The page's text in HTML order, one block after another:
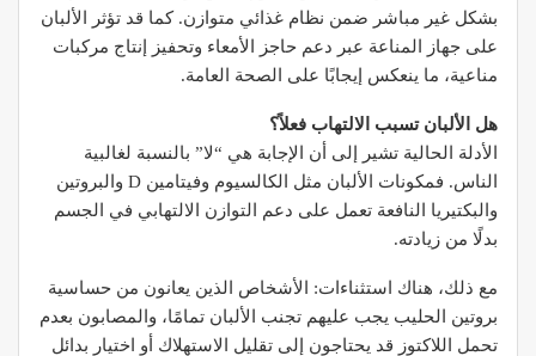
بشكل غير مباشر ضمن نظام غذائي متوازن. كما قد تؤثر الألبان
على جهاز المناعة عبر دعم حاجز الأمعاء وتحفيز إنتاج مركبات
مناعية، ما ينعكس إيجابًا على الصحة العامة.
هل الألبان تسبب الالتهاب فعلاً؟
الأدلة الحالية تشير إلى أن الإجابة هي “لا” بالنسبة لغالبية
الناس. فمكونات الألبان مثل الكالسيوم وفيتامين D والبروتين
والبكتيريا النافعة تعمل على دعم التوازن الالتهابي في الجسم
بدلًا من زيادته.
مع ذلك، هناك استثناءات: الأشخاص الذين يعانون من حساسية
بروتين الحليب يجب عليهم تجنب الألبان تمامًا، والمصابون بعدم
تحمل اللاكتوز قد يحتاجون إلى تقليل الاستهلاك أو اختيار بدائل